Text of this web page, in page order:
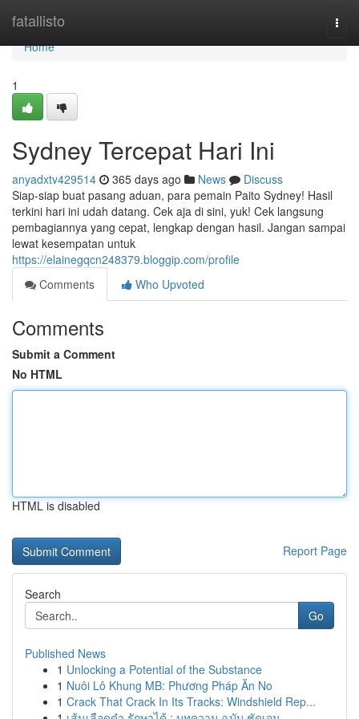
fatallisto
Home
Home
1
Sydney Tercepat Hari Ini
anyadxtv429514 365 days ago News
Discuss
Siap-siap buat pasang aduan, para pemain Paito Sydney! Hasil
terkini hari ini udah datang. Cek aja di sini, yuk! Cek langsung
pembagiannya yang cepat, lengkap dengan hasil. Jangan sampai
lewat kesempatan untuk
https://elainegqcn248379.bloggip.com/profile
Comments
Who Upvoted
Comments
Submit a Comment
No HTML
HTML is disabled
Report Page
Search
Go
Published News
1 Unlocking a Potential of the Substance
1 Nuôi Lô Khung MB: Phương Pháp Ăn No
1 Crack That Crack In Its Tracks: Windshield Rep...